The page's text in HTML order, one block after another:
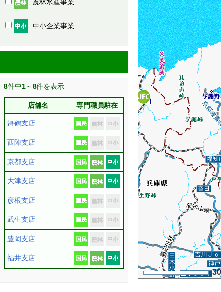
農林水産事業
中小企業事業
8件中1～8件を表示
店舗名 専門職員駐在
舞鶴支店
西陣支店
京都支店
大津支店
彦根支店
武生支店
豊岡支店
福井支店